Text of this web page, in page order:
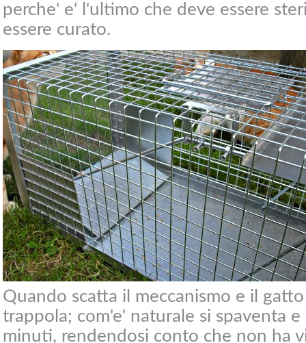
perche' e' l'ultimo che deve essere
essere curato.
Quando scatta il meccanismo e il
trappola; com'e' naturale si spaventa
minuti, rendendosi conto che non ha